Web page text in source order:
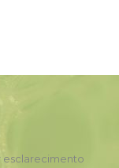
esclarecimento